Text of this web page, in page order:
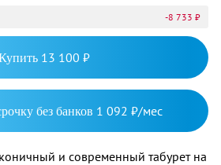
-8 733 ₽
13 100 ₽
без банков 1 092 ₽/мес
и современный табурет на